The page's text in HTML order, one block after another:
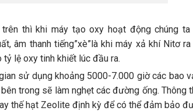
thì khi máy tạo oxy hoạt động chúng ta
âm thanh tiếng”xè”là khi máy xả khí Nitơ
lệ oxy tinh khiết lúc đầu ra.
sử dụng khoảng 5000-7.000 giờ các bao
trong sẽ làm nghẹt các đường ống.
thế hạt Zeolite định kỳ để có thể đảm bảo